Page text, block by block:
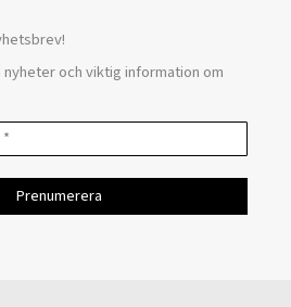
och viktig information om